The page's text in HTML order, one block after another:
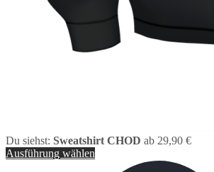
Du siehst: Sweatshirt CHOD ab 29,90 €
Ausführung wählen